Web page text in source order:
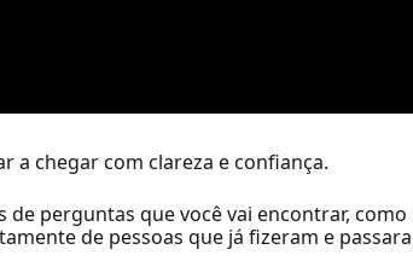
a chegar com clareza e confiança.
perguntas que você vai encontrar,
de pessoas que já fizeram e